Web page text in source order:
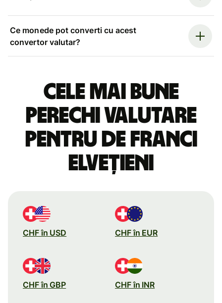
Ce monede pot converti cu acest
convertor valutar?
Cele mai bune
perechi valutare
pentru de franci
elvețieni
CHF în USD CHF în EUR
CHF în GBP CHF în INR